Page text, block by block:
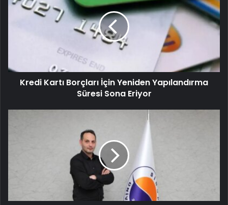
Kredi Kartı Borçları İçin Yeniden Yapılandırma
Süresi Sona Eriyor